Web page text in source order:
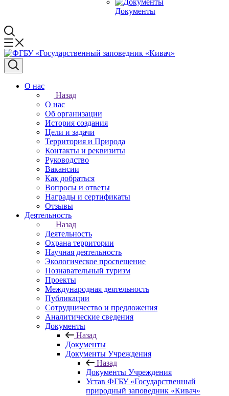
Документы
О нас
Назад
О нас
Об организации
История создания
Цели и задачи
Территория и Природа
Контакты и реквизиты
Руководство
Вакансии
Как добраться
Вопросы и ответы
Награды и сертификаты
Отзывы
Деятельность
Назад
Деятельность
Охрана территории
Научная деятельность
Экологическое просвещение
Познавательный туризм
Проекты
Международная деятельность
Публикации
Сотрудничество и предложения
Аналитические сведения
Документы
Назад
Документы
Документы Учреждения
Назад
Документы Учреждения
Устав ФГБУ «Государственный
природный заповедник «Кивач»